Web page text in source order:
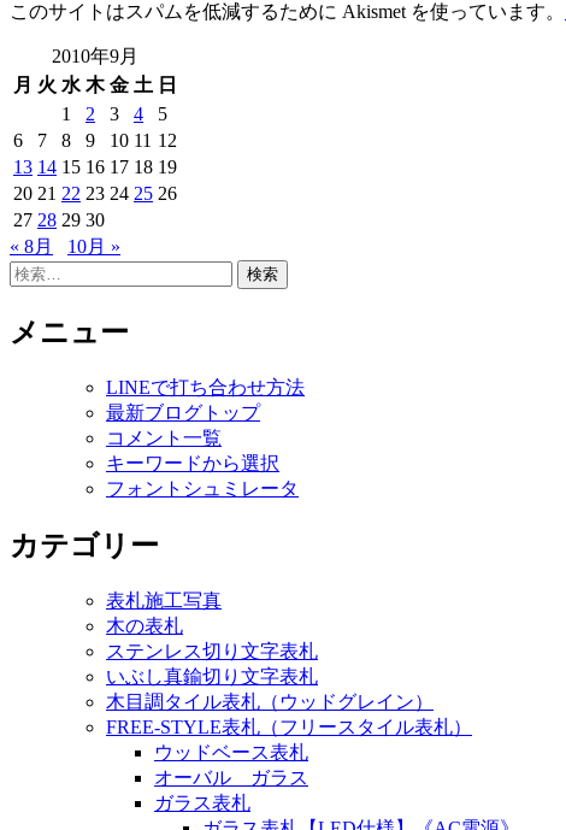
このサイトはスパムを低減するために Akismet を使っています。
2010年9月
月 火 水 木 金 土 日
1
2 3 4
5
6
7 8 9 10 11 12
13 14 15 16 17 18 19
20 21 22 23 24 25 26
27 28 29 30
« 8月
10月 »
検
メニュー
LINEで打ち合わせ方法
最新ブログトップ
コメント一覧
キーワードから選択
フォントシュミレータ
カテゴリー
表札施工写真
木の表札
ステンレス切り文字表札
いぶし真鍮切り文字表札
木目調タイル表札（ウッドグレイン）
FREE-STYLE表札（フリースタイル表札）
ウッドベース表札
オーバル ガラス
ガラス表札